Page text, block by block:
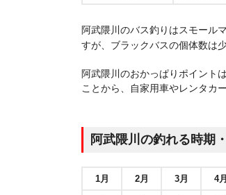
阿武隈川のバス釣りはスモール
すが、ブラックバスの個体数は少
阿武隈川のおかっぱりポイント
ことから、自家用車やレンタカ
阿武隈川の釣れる時期
1月 2月 3月 4月